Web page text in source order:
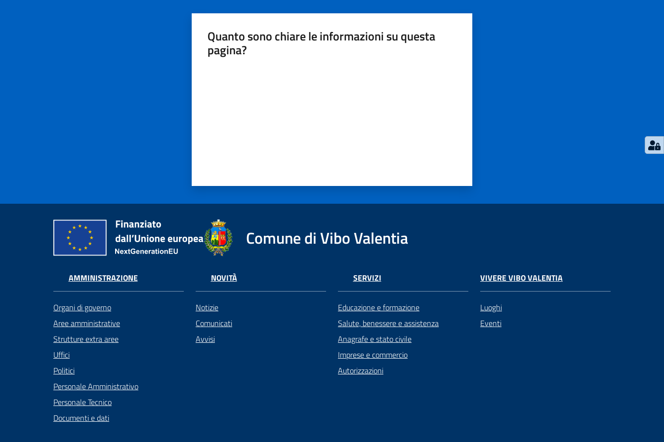
Quanto sono chiare le informazioni su questa
pagina?
Comune di Vibo Valentia
AMMINISTRAZIONE
Organi di governo
Aree amministrative
Strutture extra aree
Uffici
Politici
Personale Amministrativo
Personale Tecnico
Documenti e dati
NOVITÀ
Notizie
Comunicati
Avvisi
SERVIZI
Educazione e formazione
Salute, benessere e assistenza
Anagrafe e stato civile
Imprese e commercio
Autorizzazioni
VIVERE VIBO VALENTIA
Luoghi
Eventi